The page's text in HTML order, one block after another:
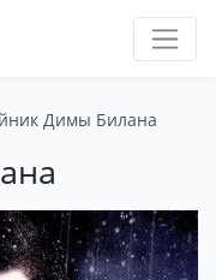
Димы Билана